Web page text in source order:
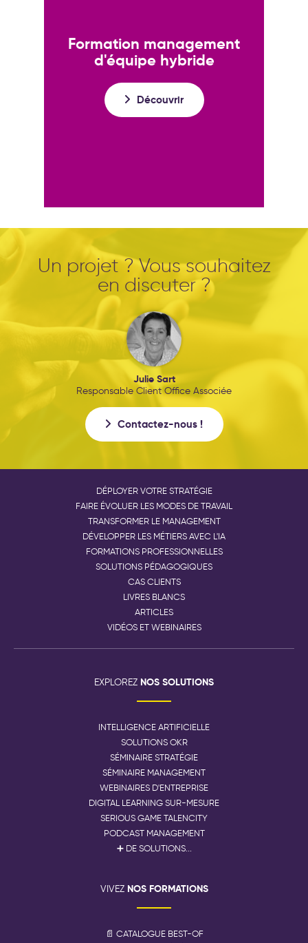
Formation management
d'équipe hybride
Découvrir
Un projet ? Vous souhaitez
en discuter ?
Julie Sart
Responsable Client Office Associée
Contactez-nous !
DÉPLOYER VOTRE STRATÉGIE
FAIRE ÉVOLUER LES MODES DE TRAVAIL
TRANSFORMER LE MANAGEMENT
DÉVELOPPER LES MÉTIERS AVEC L'IA
FORMATIONS PROFESSIONNELLES
SOLUTIONS PÉDAGOGIQUES
CAS CLIENTS
LIVRES BLANCS
ARTICLES
VIDÉOS ET WEBINAIRES
EXPLOREZ NOS SOLUTIONS
INTELLIGENCE ARTIFICIELLE
SOLUTIONS OKR
SÉMINAIRE STRATÉGIE
SÉMINAIRE MANAGEMENT
WEBINAIRES D'ENTREPRISE
DIGITAL LEARNING SUR-MESURE
SERIOUS GAME TALENCITY
PODCAST MANAGEMENT
➕ DE SOLUTIONS...
VIVEZ NOS FORMATIONS
📄 CATALOGUE BEST-OF